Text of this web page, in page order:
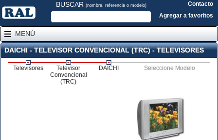
BUSCAR (nombre, referencia o modelo)
Contacto
Agregar a favoritos
MENÚ
DAICHI - TELEVISOR CONVENCIONAL (TRC) - TELEVISORES
Televisores
Televisor
Convencional
(TRC)
DAICHI Seleccione Modelo